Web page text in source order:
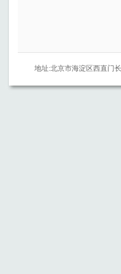
地址:北京市海淀区西直门